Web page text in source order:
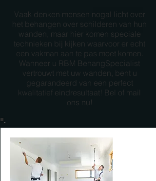
Vaak denken mensen nogal licht over
het behangen over schilderen van hun
wanden, maar hier komen speciale
technieken bij kijken waarvoor er echt
een vakman aan te pas moet komen.
Wanneer u RBM BehangSpecialist
vertrouwt met uw wanden, bent u
gegarandeerd van een perfect
kwalitatief eindresultaat! Bel of mail
ons nu!